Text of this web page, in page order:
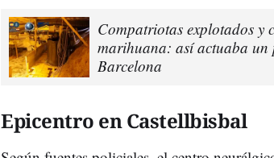
Compatriotas explotados y
marihuana: así actuaba un
Barcelona
Epicentro en Castellbisbal